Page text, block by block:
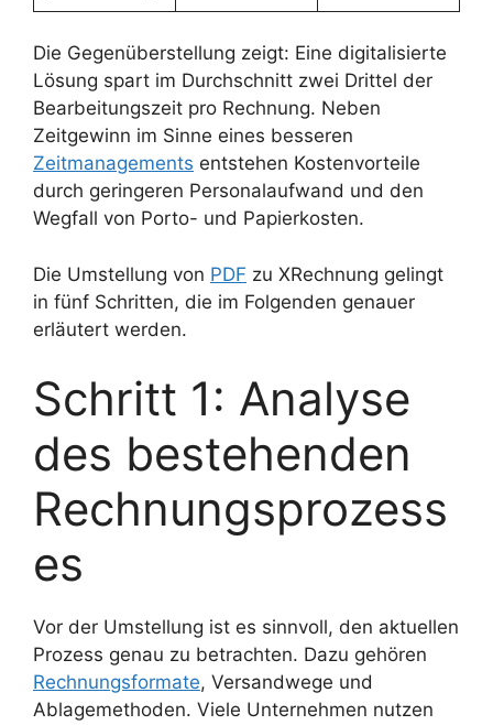
Die Gegenüberstellung zeigt: Eine digitalisierte
Lösung spart im Durchschnitt zwei Drittel der
Bearbeitungszeit pro Rechnung. Neben
Zeitgewinn im Sinne eines besseren
Zeitmanagements entstehen Kostenvorteile
durch geringeren Personalaufwand und den
Wegfall von Porto- und Papierkosten.
Die Umstellung von PDF zu XRechnung gelingt
in fünf Schritten, die im Folgenden genauer
erläutert werden.
Schritt 1: Analyse
des bestehenden
Rechnungsprozess
es
Vor der Umstellung ist es sinnvoll, den aktuellen
Prozess genau zu betrachten. Dazu gehören
Rechnungsformate, Versandwege und
Ablagemethoden. Viele Unternehmen nutzen